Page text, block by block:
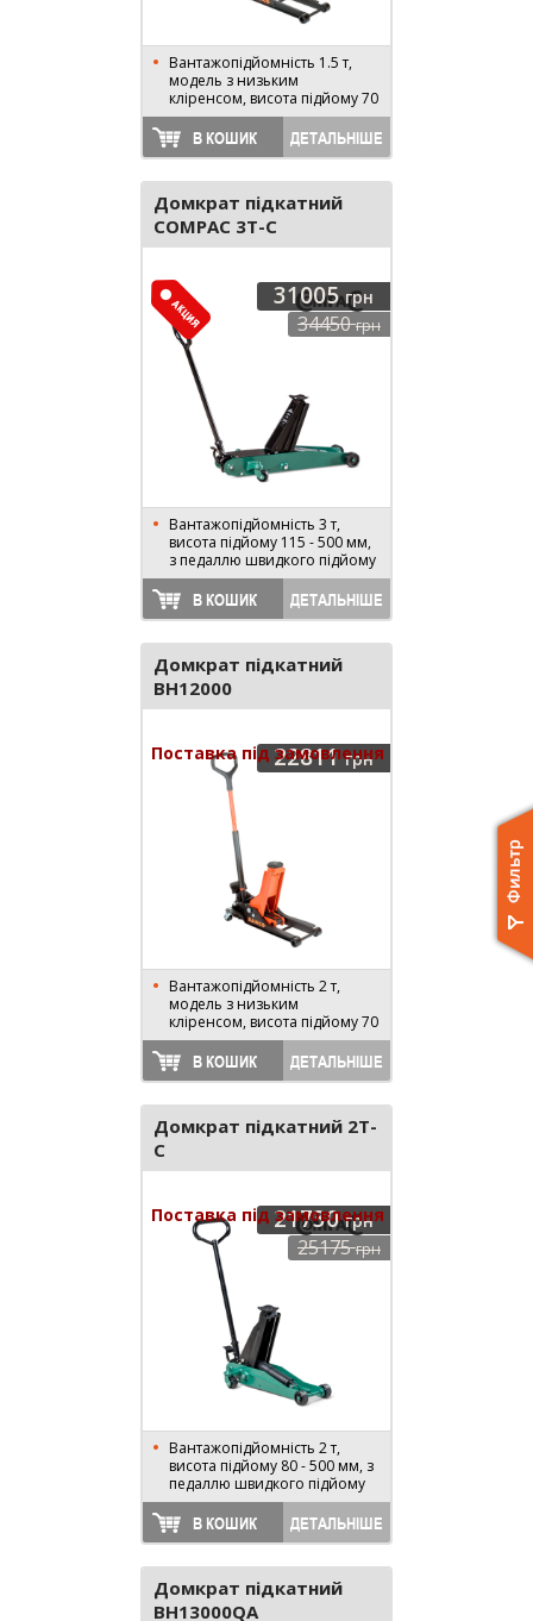
Вантажопідйомність 1.5 т,
модель з низьким
кліренсом, висота підйому 70
- 610 мм
В КОШИК ДЕТАЛЬНІШЕ
Домкрат підкатний
COMPAC 3T-C
31005грн
34450грн
Вантажопідйомність 3 т,
висота підйому 115 - 500 мм,
з педаллю швидкого підйому
В КОШИК ДЕТАЛЬНІШЕ
Домкрат підкатний
BH12000
22811грн
Поставка під замовлення
Вантажопідйомність 2 т,
модель з низьким
кліренсом, висота підйому 70
- 490 мм
В КОШИК ДЕТАЛЬНІШЕ
Домкрат підкатний 2T-
C
21730грн
25175грн
Поставка під замовлення
Вантажопідйомність 2 т,
висота підйому 80 - 500 мм, з
педаллю швидкого підйому
В КОШИК ДЕТАЛЬНІШЕ
Домкрат підкатний
BH13000QA